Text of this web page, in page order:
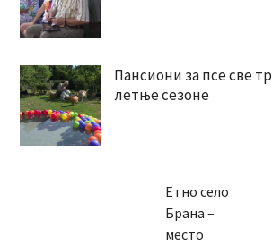
Пансиони за псе све
летње сезоне
Етно село
Брана –
место